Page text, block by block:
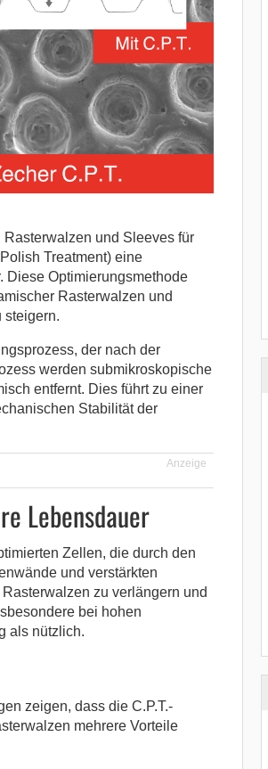
und Sleeves für
Treatment) eine
Diese Optimierungsmethode
Rasterwalzen und
steigern.
der nach der
werden submikroskopische
entfernt. Dies führt zu einer
Stabilität der
Anzeige
Lebensdauer
Zellen, die durch den
und verstärkten
zu verlängern und
bei hohen
als nützlich.
zeigen, dass die C.P.T.-
mehrere Vorteile